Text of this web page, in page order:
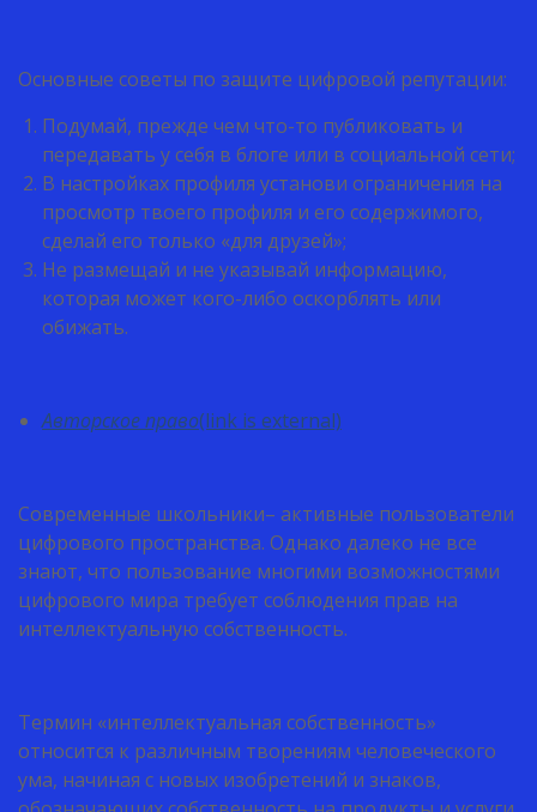
Основные советы по защите цифровой репутации:
Подумай, прежде чем что-то публиковать и
передавать у себя в блоге или в социальной сети;
В настройках профиля установи ограничения на
просмотр твоего профиля и его содержимого,
сделай его только «для друзей»;
Не размещай и не указывай информацию,
которая может кого-либо оскорблять или
обижать.
Авторское право(link is external)
Современные школьники– активные пользователи
цифрового пространства. Однако далеко не все
знают, что пользование многими возможностями
цифрового мира требует соблюдения прав на
интеллектуальную собственность.
Термин «интеллектуальная собственность»
относится к различным творениям человеческого
ума, начиная с новых изобретений и знаков,